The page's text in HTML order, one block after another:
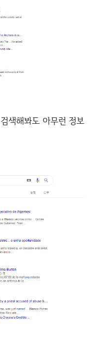
색해봐도 아무런 정보